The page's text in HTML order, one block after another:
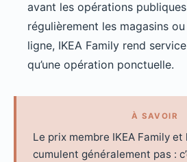
avant les opérations
régulièrement les magasins
ligne, IKEA Family rend
qu’une opération ponctuelle.
À SAVOIR
Le prix membre IKEA Family
cumulent généralement pas :